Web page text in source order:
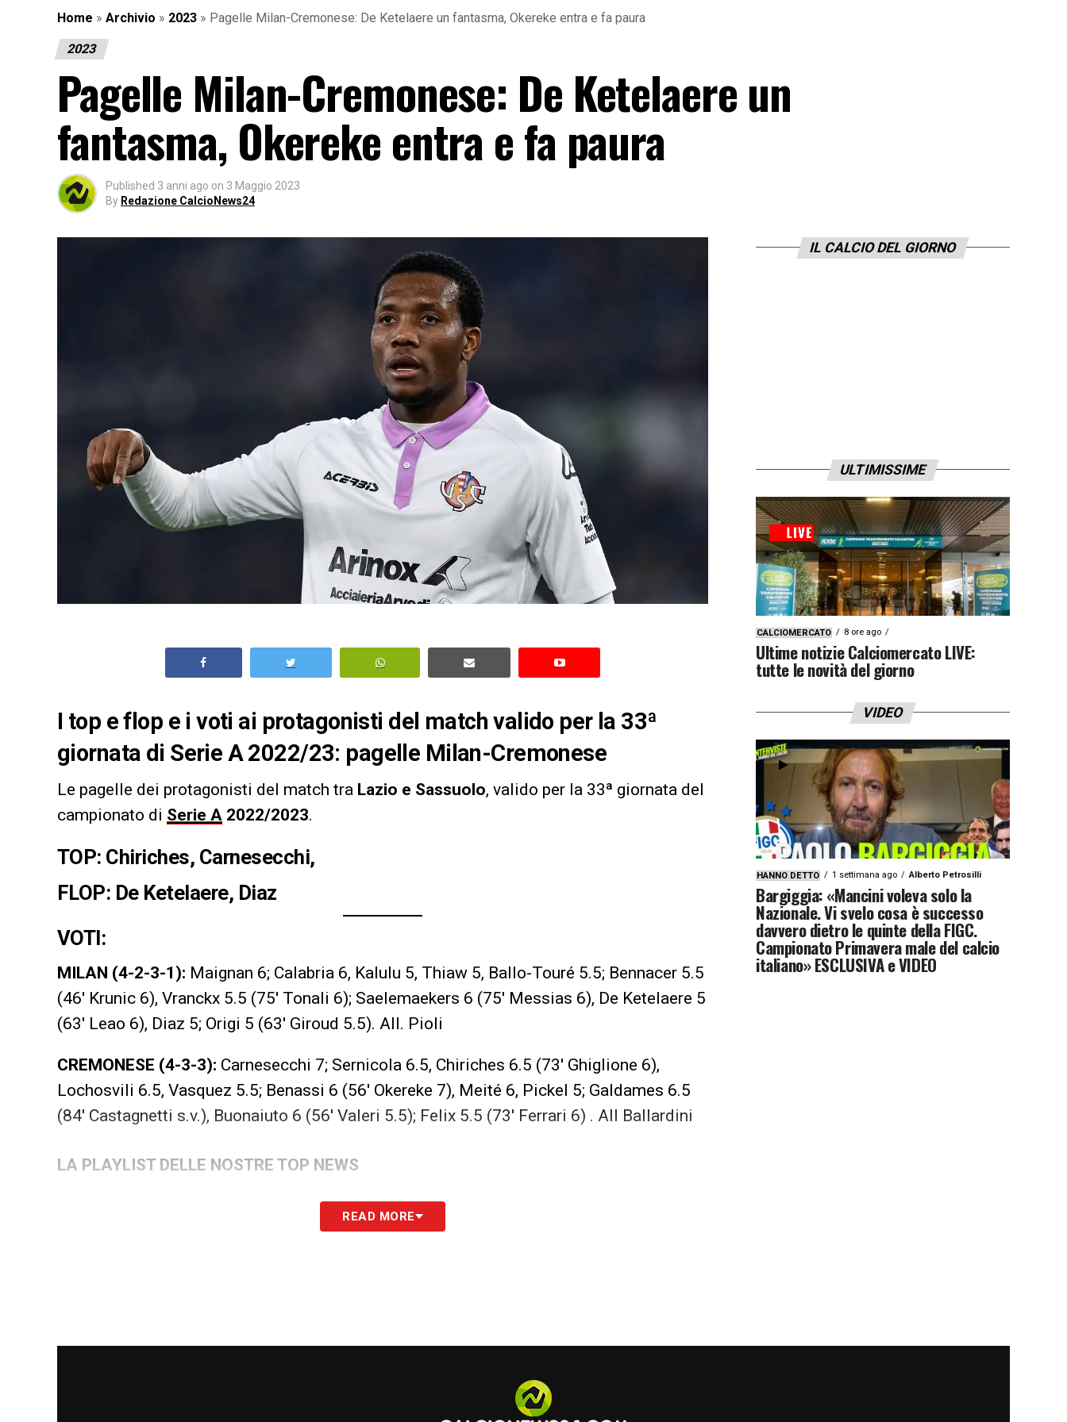
Home » Archivio » 2023 » Pagelle Milan-Cremonese: De Ketelaere un fantasma, Okereke entra e fa paura
2023
Pagelle Milan-Cremonese: De Ketelaere un
fantasma, Okereke entra e fa paura
Published 3 anni ago on 3 Maggio 2023
By Redazione CalcioNews24
I top e flop e i voti ai protagonisti del match valido per la 33ª
giornata di Serie A 2022/23: pagelle Milan-Cremonese
Le pagelle dei protagonisti del match tra Lazio e Sassuolo, valido per la 33ª giornata del
campionato di Serie A 2022/2023.
TOP: Chiriches, Carnesecchi,
FLOP: De Ketelaere, Diaz
VOTI:
MILAN (4-2-3-1): Maignan 6; Calabria 6, Kalulu 5, Thiaw 5, Ballo-Touré 5.5; Bennacer 5.5
(46′ Krunic 6), Vranckx 5.5 (75′ Tonali 6); Saelemaekers 6 (75′ Messias 6), De Ketelaere 5
(63′ Leao 6), Diaz 5; Origi 5 (63′ Giroud 5.5). All. Pioli
CREMONESE (4-3-3): Carnesecchi 7; Sernicola 6.5, Chiriches 6.5 (73′ Ghiglione 6),
Lochosvili 6.5, Vasquez 5.5; Benassi 6 (56′ Okereke 7), Meité 6, Pickel 5; Galdames 6.5
(84′ Castagnetti s.v.), Buonaiuto 6 (56′ Valeri 5.5); Felix 5.5 (73′ Ferrari 6) . All Ballardini
LA PLAYLIST DELLE NOSTRE TOP NEWS
READ MORE
IL CALCIO DEL GIORNO
ULTIMISSIME
CALCIOMERCATO 8 ore ago
Ultime notizie Calciomercato LIVE:
tutte le novità del giorno
VIDEO
HANNO DETTO 1 settimana ago Alberto Petrosilli
Bargiggia: «Mancini voleva solo la
Nazionale. Vi svelo cosa è successo
davvero dietro le quinte della FIGC.
Campionato Primavera male del calcio
italiano» ESCLUSIVA e VIDEO